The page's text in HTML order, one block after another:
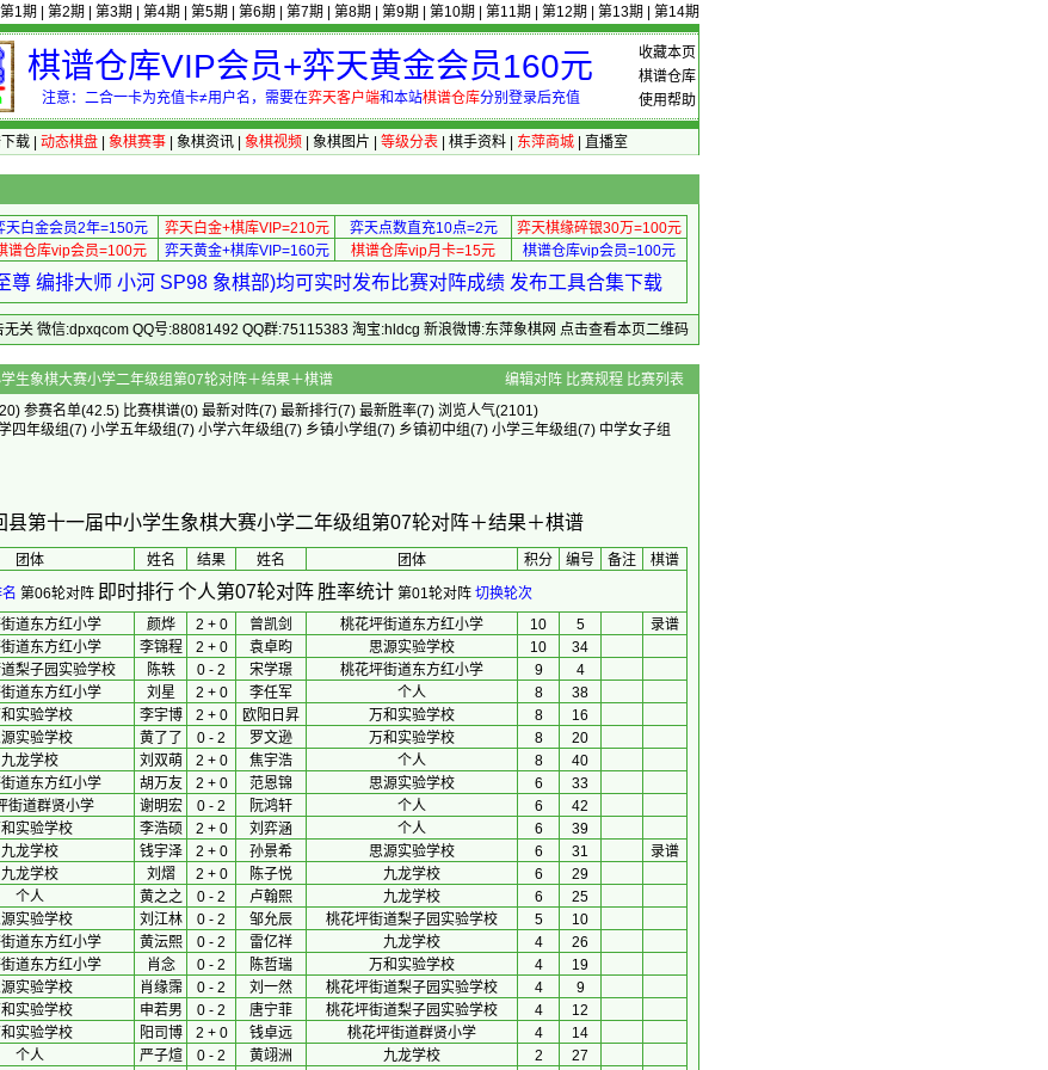
第1期 第2期 第3期 第4期 第5期 第6期 第7期 第8期 第9期 第10期 第11期 第12期 第13期 第14期
收藏本页
棋谱仓库
使用帮助
棋谱仓库VIP会员+弈天黄金会员160元
注意：二合一卡为充值卡≠用户名，需要在弈天客户端和本站棋谱仓库分别登录后充值
载| 动态棋盘| 象棋赛事| 象棋资讯| 象棋视频 象棋图片 等级分表| 棋手资料| 东萍商城| 直播室
天白金会员2年=150元 弈天白金+棋库VIP=210元 弈天点数直充10点=2元
弈天棋缘碎银30万=100元
谱仓库vip会员=100元 弈天黄金+棋库VIP=160元 棋谱仓库vip月卡=15元 棋谱仓库vip会员=100元
尊 编排大师 小河 SP98 象棋部)均可实时发布比赛对阵成绩 发布工具合集下载
关 微信:dpxqcom QQ号:88081492 QQ群:75115383 淘宝:hldcg 新浪微博:东萍象棋网 点击查看本页二维码
中小学生象棋大赛小学二年级组第07轮对阵＋结果＋棋谱 编辑对阵 比赛规程 比赛列表
参赛名单(42.5) 比赛棋谱(0) 最新对阵(7) 最新排行(7) 最新胜率(7) 浏览人气(2101)
四年级组(7) 小学五年级组(7) 小学六年级组(7) 乡镇小学组(7) 乡镇初中组(7) 小学三年级组(7) 中学女子组
县第十一届中小学生象棋大赛小学二年级组第07轮对阵＋结果＋棋谱
团体 姓名 结果 姓名 团体 积分 编号 备注
棋谱
第06轮对阵 即时排行个人第07轮对阵 胜率统计 第01轮对阵 切换轮次
道东方红小学 颜烨 2 + 0 曾凯剑 桃花坪街道东方红小学 10 5
录谱
道东方红小学 李锦程 2 + 0 袁卓昀 思源实验学校 10
34
梨子园实验学校 陈轶 0 - 2 宋学璟 桃花坪街道东方红小学 9
4
道东方红小学 刘星 2 + 0 李任军 个人 8
38
实验学校 李宇博 2 + 0 欧阳日昇 万和实验学校 8
16
实验学校 黄了了 0 - 2 罗文逊 万和实验学校 8
20
九龙学校 刘双萌 2 + 0 焦宇浩 个人 8
40
道东方红小学 胡万友 2 + 0 范恩锦 思源实验学校 6
33
街道群贤小学 谢明宏 0 - 2 阮鸿轩 个人 6
42
实验学校 李浩硕 2 + 0 刘弈涵 个人 6
39
九龙学校 钱宇泽 2 + 0 孙景希 思源实验学校 6 31
录谱
九龙学校 刘熠 2 + 0 陈子悦 九龙学校 6
29
个人 黄之之 0 - 2 卢翰熙 九龙学校 6
25
实验学校 刘江林 0 - 2 邹允辰 桃花坪街道梨子园实验学校 5
10
道东方红小学 黄沄熙 0 - 2 雷亿祥 九龙学校 4
26
道东方红小学 肖念 0 - 2 陈哲瑞 万和实验学校 4
19
实验学校 肖缘霈 0 - 2 刘一然 桃花坪街道梨子园实验学校 4
9
实验学校 申若男 0 - 2 唐宁菲 桃花坪街道梨子园实验学校 4
12
实验学校 阳司博 2 + 0 钱卓远 桃花坪街道群贤小学 4
14
个人 严子煊 0 - 2 黄翊洲 九龙学校 2 27